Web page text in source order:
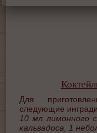
Для
следующие
10 мл лимонного
кальвадоса, 1